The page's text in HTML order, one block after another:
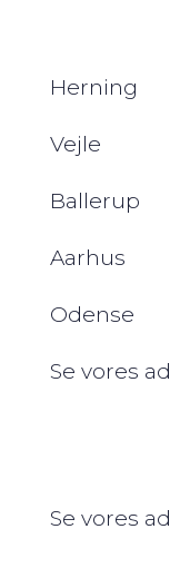
Herning
Vejle
Ballerup
Aarhus
Odense
Se vores
Se vores